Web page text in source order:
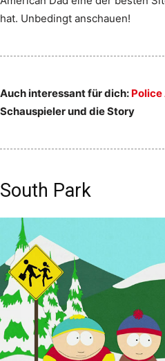
hat. Unbedingt anschauen!
Auch interessant für dich:
Schauspieler und die Story
South Park